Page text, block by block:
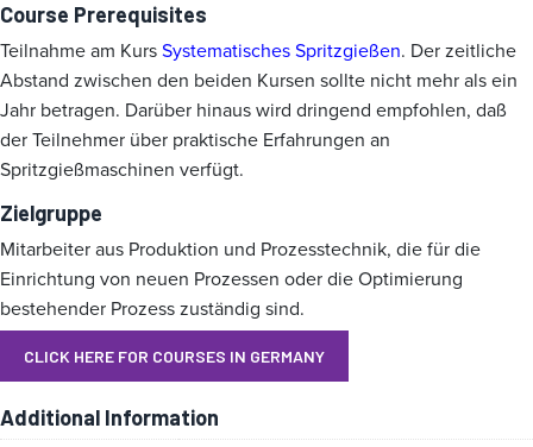
Course Prerequisites
Teilnahme am KursSystematisches Spritzgießen. Der zeitliche
Abstand zwischen den beiden Kursen sollte nicht mehr als ein
Jahr betragen. Darüber hinaus wird dringend empfohlen, daß
der Teilnehmer über praktische Erfahrungen an
Spritzgießmaschinen verfügt.
Zielgruppe
Mitarbeiter aus Produktion und Prozesstechnik, die für die
Einrichtung von neuen Prozessen oder die Optimierung
bestehender Prozess zuständig sind.
CLICK HERE FOR COURSES IN GERMANY
Additional Information